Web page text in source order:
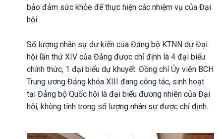
bảo đảm sức khỏe để thực hiện các nhiệm vụ của Đại
hội.
Số lượng nhân sự dự kiến của Đảng bộ KTNN dự Đại
hội lần thứ XIV của Đảng được chỉ định là 4 đại biểu
chính thức, 1 đại biểu dự khuyết. Đồng chí Ủy viên BCH
Trung ương Đảng khóa XIII đang công tác, sinh hoạt
tại Đảng bộ Quốc hội là đại biểu đương nhiên của Đại
hội, không tính trong số lượng nhân sự được chỉ định.